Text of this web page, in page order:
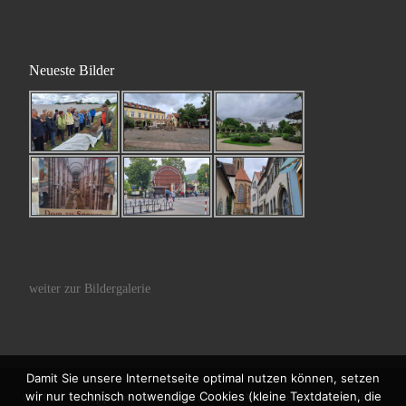
Neueste Bilder
weiter zur Bildergalerie
© 2026 Kneipp-Verein Schmelz e.V.– Alle Rechte vorbehalten
Damit Sie unsere Internetseite optimal nutzen können, setzen
wir nur technisch notwendige Cookies (kleine Textdateien, die